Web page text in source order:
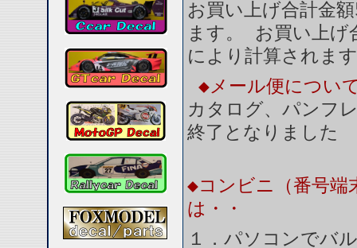
お買い上げ合計金
ます。 お買い上
により計算されま
◆メール便につい
カタログ、パンフ
終了となりました
◆コンビニ（番号端
は・・
１．パソコンでバ